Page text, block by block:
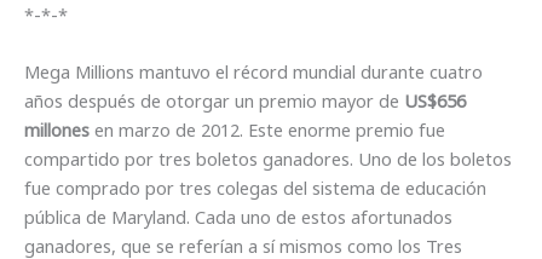
*-*-*
Mega Millions mantuvo el récord mundial durante cuatro
años después de otorgar un premio mayor de US$656
millones en marzo de 2012. Este enorme premio fue
compartido por tres boletos ganadores. Uno de los boletos
fue comprado por tres colegas del sistema de educación
pública de Maryland. Cada uno de estos afortunados
ganadores, que se referían a sí mismos como los Tres